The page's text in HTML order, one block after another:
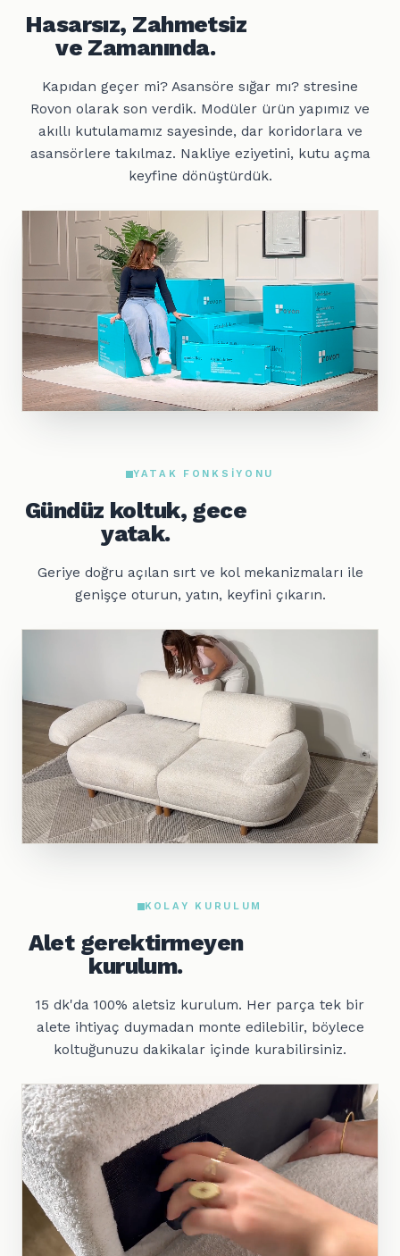
Hasarsız, Zahmetsiz
ve Zamanında.
Kapıdan geçer mi? Asansöre sığar mı? stresine
Rovon olarak son verdik. Modüler ürün yapımız ve
akıllı kutulamamız sayesinde, dar koridorlara ve
asansörlere takılmaz. Nakliye eziyetini, kutu açma
keyfine dönüştürdük.
YATAK FONKSIYONU
Gündüz koltuk, gece
yatak.
Geriye doğru açılan sırt ve kol mekanizmaları ile
genişçe oturun, yatın, keyfini çıkarın.
KOLAY KURULUM
Alet gerektirmeyen
kurulum.
15 dk'da 100% aletsiz kurulum. Her parça tek bir
alete ihtiyaç duymadan monte edilebilir, böylece
koltuğunuzu dakikalar içinde kurabilirsiniz.